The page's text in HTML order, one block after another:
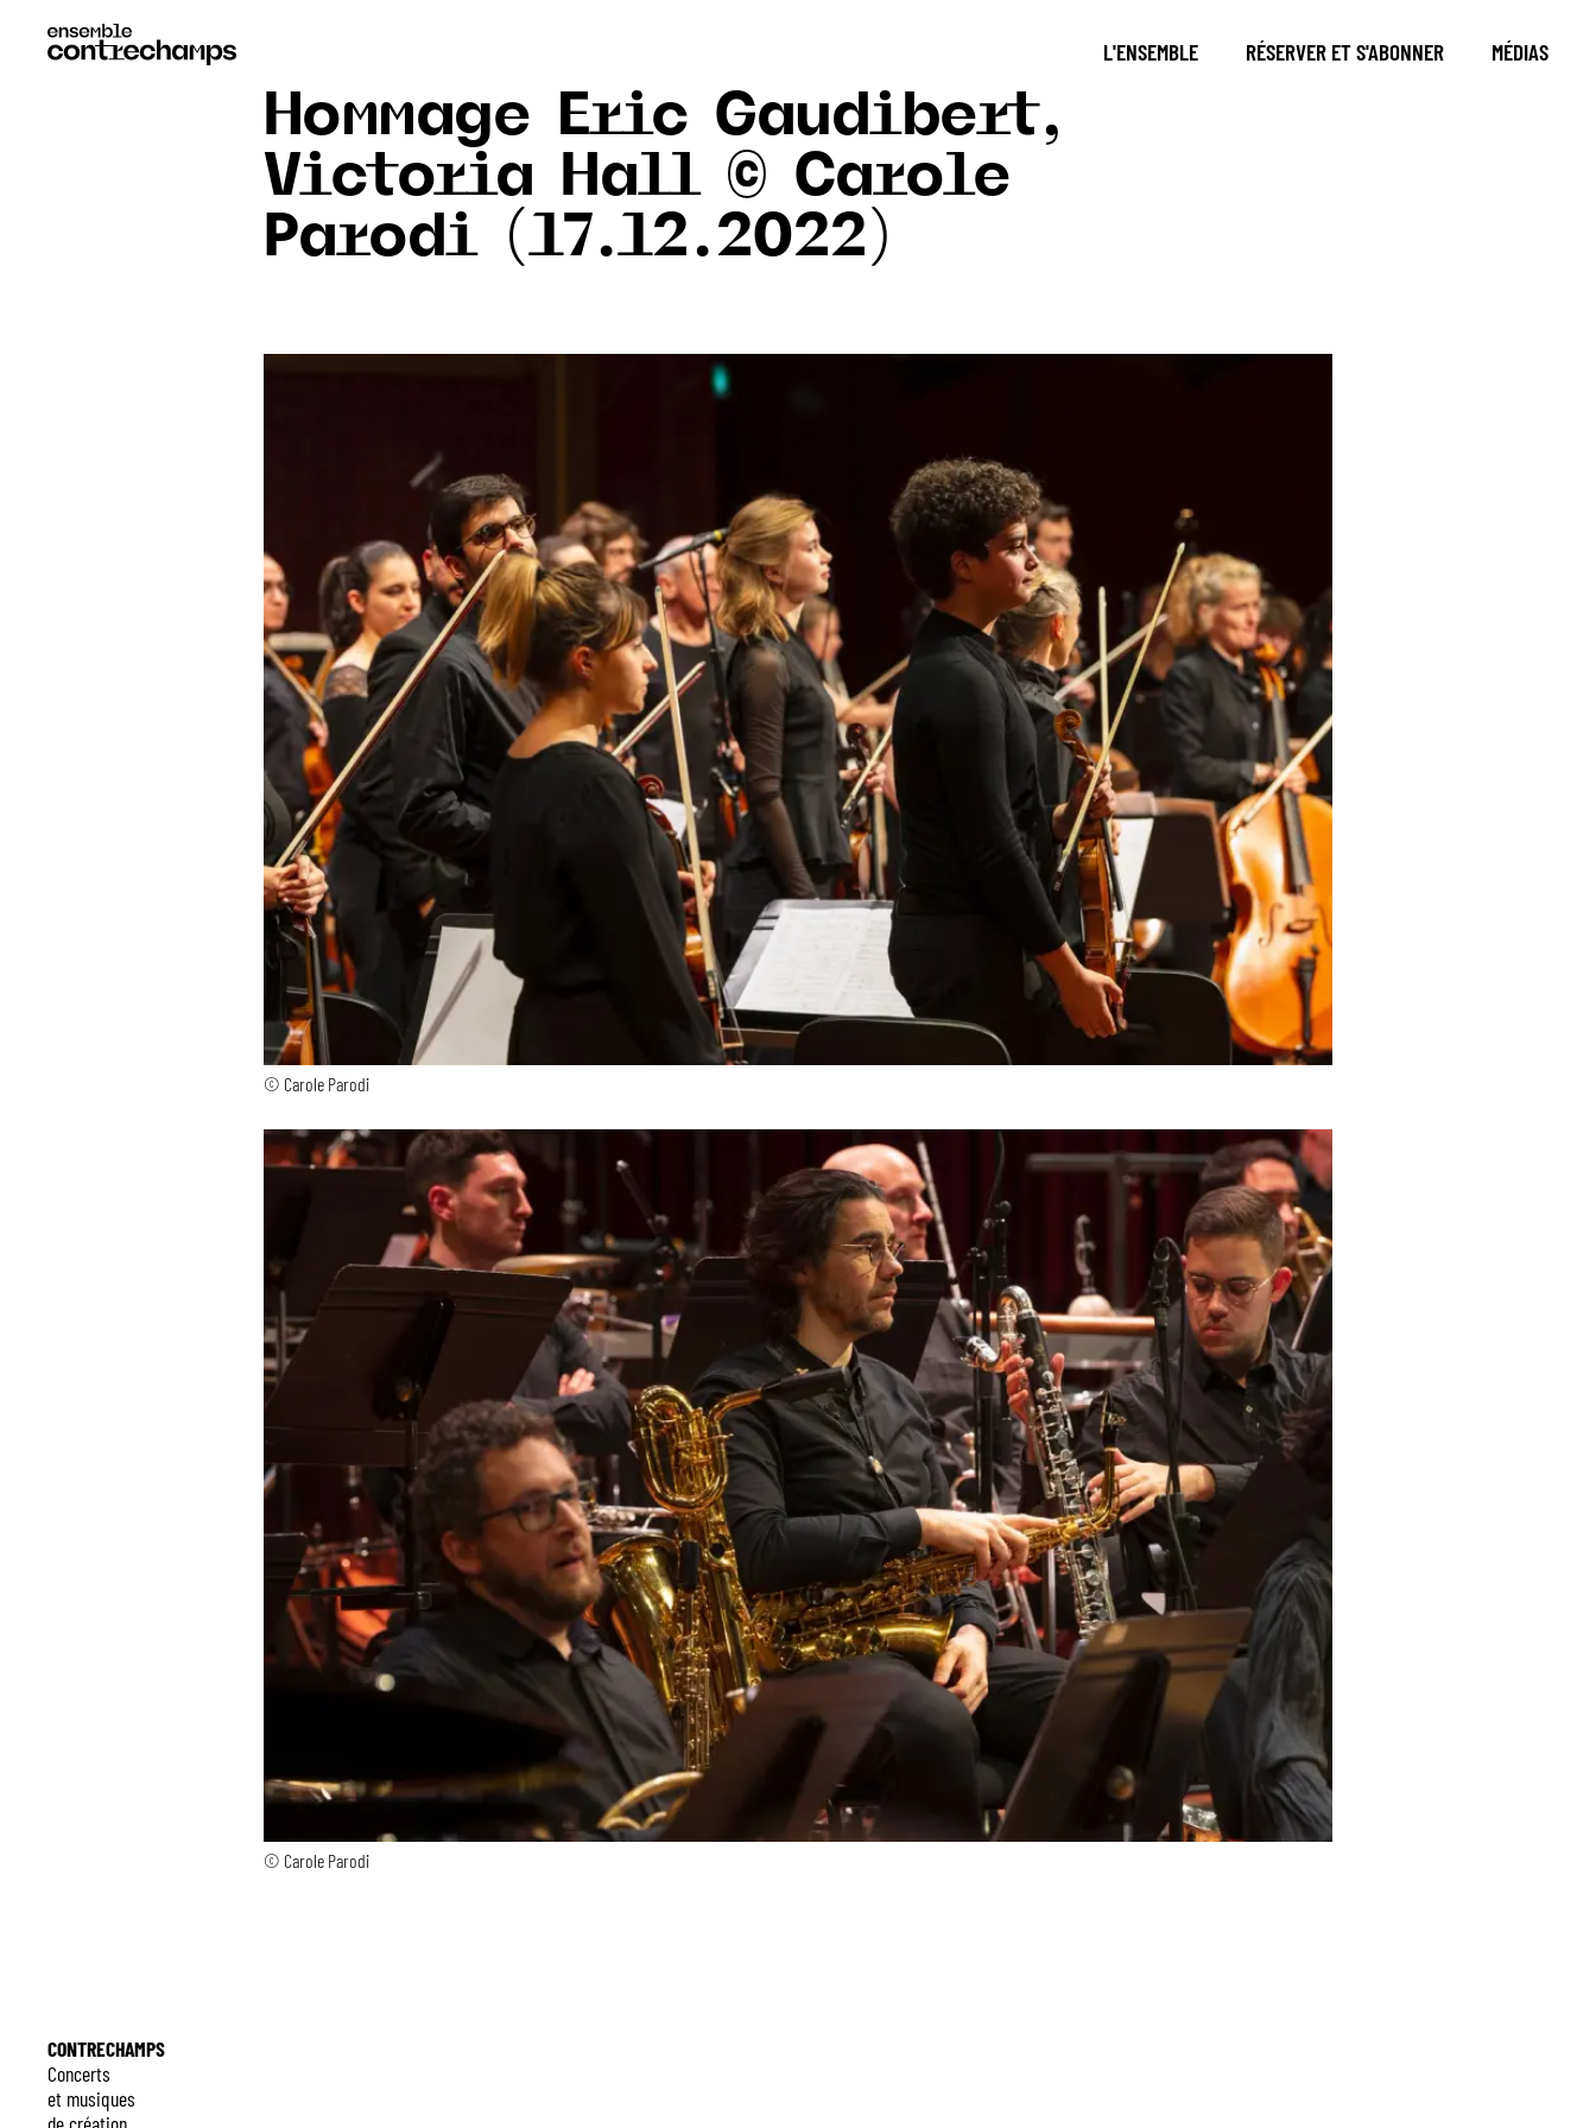
L'ENSEMBLE RÉSERVER ET S'ABONNER MÉDIAS
Hommage Eric Gaudibert,
Victoria Hall © Carole
Parodi (17.12.2022)
© Carole Parodi
© Carole Parodi
CONTRECHAMPS
Concerts
et musiques